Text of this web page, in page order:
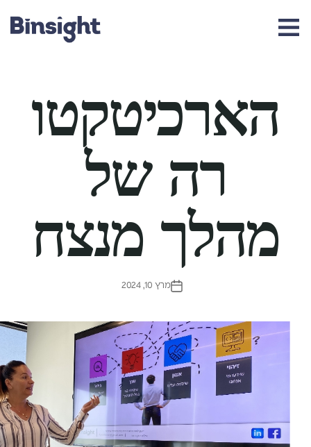
הארכיטקטו
רה של
מהלך מנצח
תאריך
מרץ 10, 2024